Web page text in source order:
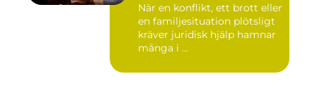
När en konflikt, ett brott eller
en familjesituation plötsligt
kräver juridisk hjälp hamnar
många i ...